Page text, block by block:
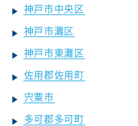
神戸市中央区
神戸市灘区
神戸市東灘区
佐用郡佐用町
宍粟市
多可郡多可町